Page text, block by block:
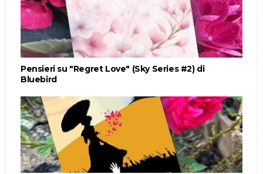
Pensieri su "Regret Love" (Sky Series #2) di
Bluebird